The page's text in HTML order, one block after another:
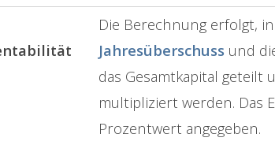
Die Berechnung erfolgt,
Jahresüberschuss und
das Gesamtkapital geteilt
multipliziert werden. Das
Prozentwert angegeben.